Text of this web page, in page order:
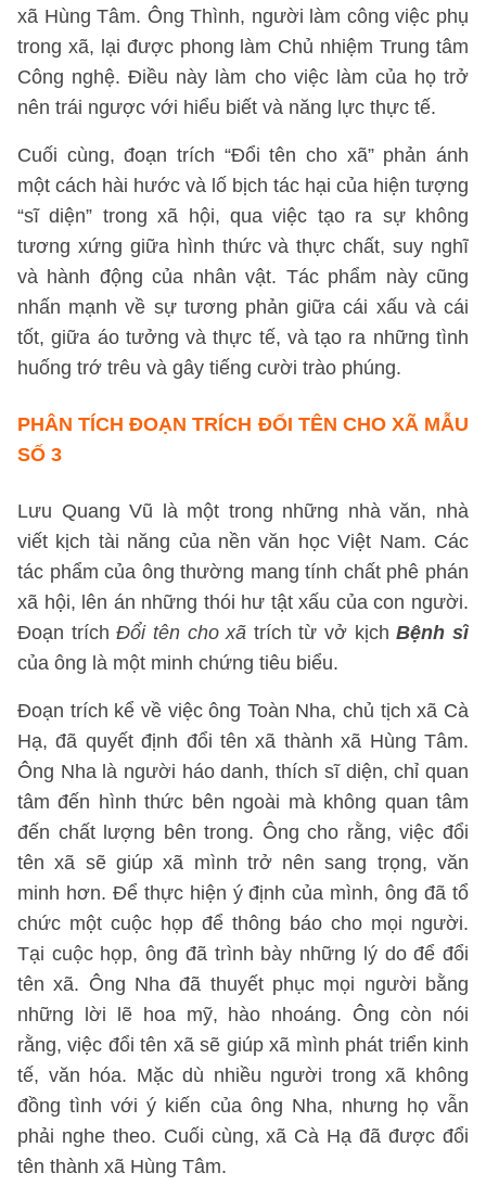
xã Hùng Tâm. Ông Thình, người làm công việc phụ
trong xã, lại được phong làm Chủ nhiệm Trung tâm
Công nghệ. Điều này làm cho việc làm của họ trở
nên trái ngược với hiểu biết và năng lực thực tế.
Cuối cùng, đoạn trích “Đổi tên cho xã” phản ánh
một cách hài hước và lố bịch tác hại của hiện tượng
“sĩ diện” trong xã hội, qua việc tạo ra sự không
tương xứng giữa hình thức và thực chất, suy nghĩ
và hành động của nhân vật. Tác phẩm này cũng
nhấn mạnh về sự tương phản giữa cái xấu và cái
tốt, giữa áo tưởng và thực tế, và tạo ra những tình
huống trớ trêu và gây tiếng cười trào phúng.
PHÂN TÍCH ĐOẠN TRÍCH ĐỔI TÊN CHO XÃ MẪU
SỐ 3
Lưu Quang Vũ là một trong những nhà văn, nhà
viết kịch tài năng của nền văn học Việt Nam. Các
tác phẩm của ông thường mang tính chất phê phán
xã hội, lên án những thói hư tật xấu của con người.
Đoạn tríchĐổi tên cho xã trích từ vở kịchBệnh sĩ
của ông là một minh chứng tiêu biểu.
Đoạn trích kể về việc ông Toàn Nha, chủ tịch xã Cà
Hạ, đã quyết định đổi tên xã thành xã Hùng Tâm.
Ông Nha là người háo danh, thích sĩ diện, chỉ quan
tâm đến hình thức bên ngoài mà không quan tâm
đến chất lượng bên trong. Ông cho rằng, việc đổi
tên xã sẽ giúp xã mình trở nên sang trọng, văn
minh hơn. Để thực hiện ý định của mình, ông đã tổ
chức một cuộc họp để thông báo cho mọi người.
Tại cuộc họp, ông đã trình bày những lý do để đổi
tên xã. Ông Nha đã thuyết phục mọi người bằng
những lời lẽ hoa mỹ, hào nhoáng. Ông còn nói
rằng, việc đổi tên xã sẽ giúp xã mình phát triển kinh
tế, văn hóa. Mặc dù nhiều người trong xã không
đồng tình với ý kiến của ông Nha, nhưng họ vẫn
phải nghe theo. Cuối cùng, xã Cà Hạ đã được đổi
tên thành xã Hùng Tâm.